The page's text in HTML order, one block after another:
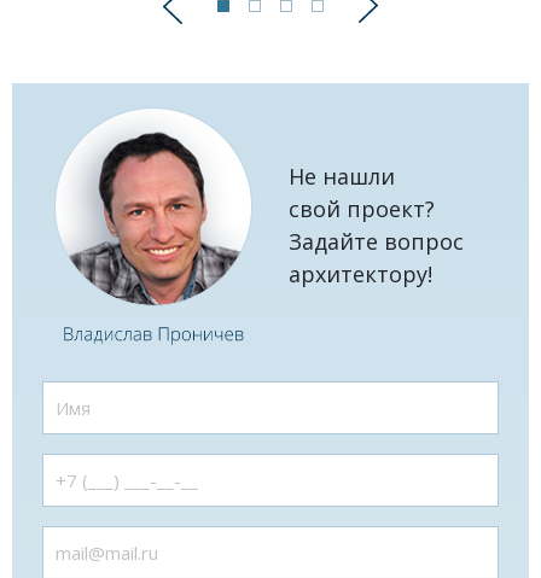
Предыдущий Следующий
Не нашли
свой проект?
Задайте вопрос
архитектору!